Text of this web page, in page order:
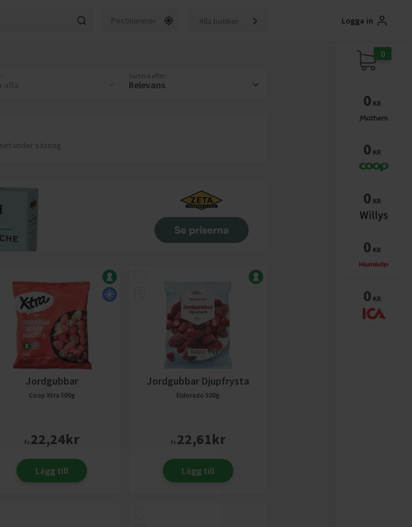
Alla butiker Logga in
Sortera efter:
Relevans
under säsong.
Jordgubbar
Coop Xtra 500g
fr.22,24kr
Lägg till
Jordgubbar Djupfrysta
Eldorado 500g
fr.22,61kr
Lägg till
0
0 KR
0 KR
0 KR
0 KR
0 KR